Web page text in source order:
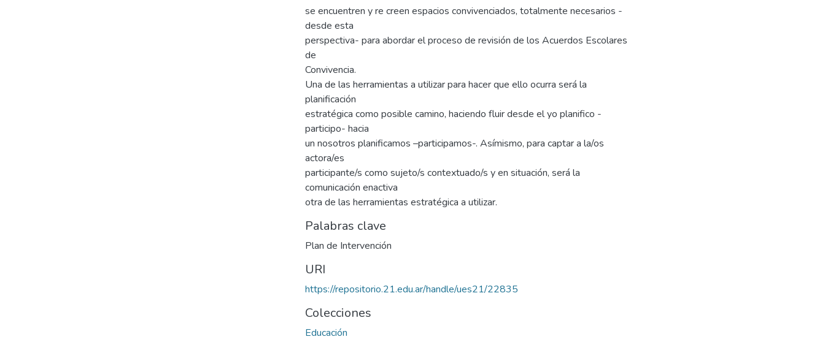
se encuentren y re creen espacios convivenciados, totalmente necesarios -
desde esta
perspectiva- para abordar el proceso de revisión de los Acuerdos Escolares
de
Convivencia.
Una de las herramientas a utilizar para hacer que ello ocurra será la
planificación
estratégica como posible camino, haciendo fluir desde el yo planifico -
participo- hacia
un nosotros planificamos –participamos-. Asímismo, para captar a la/os
actora/es
participante/s como sujeto/s contextuado/s y en situación, será la
comunicación enactiva
otra de las herramientas estratégica a utilizar.
Palabras clave
Plan de Intervención
URI
https://repositorio.21.edu.ar/handle/ues21/22835
Colecciones
Educación